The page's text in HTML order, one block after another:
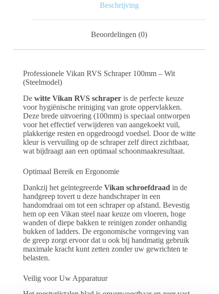
Beschrijving
Beoordelingen (0)
Professionele Vikan RVS Schraper 100mm – Wit
(Steelmodel)
De witte Vikan RVS schraperis de perfecte keuze
voor hygiënische reiniging van grote oppervlakken.
Deze brede uitvoering (100mm) is speciaal ontworpen
voor het effectief verwijderen van aangekoekt vuil,
plakkerige resten en opgedroogd voedsel. Door de witte
kleur is vervuiling op de schraper zelf direct zichtbaar,
wat bijdraagt aan een optimaal schoonmaakresultaat.
Optimaal Bereik en Ergonomie
Dankzij het geïntegreerde Vikan schroefdraad in de
handgreep tovert u deze handschraper in een
handomdraai om tot een schraper op afstand. Bevestig
hem op een Vikan steel naar keuze om vloeren, hoge
wanden of diepe bakken te reinigen zonder onhandig
bukken of ladders. De ergonomische vormgeving van
de greep zorgt ervoor dat u ook bij handmatig gebruik
maximale kracht kunt zetten zonder uw gewrichten te
belasten.
Veilig voor Uw Apparatuur